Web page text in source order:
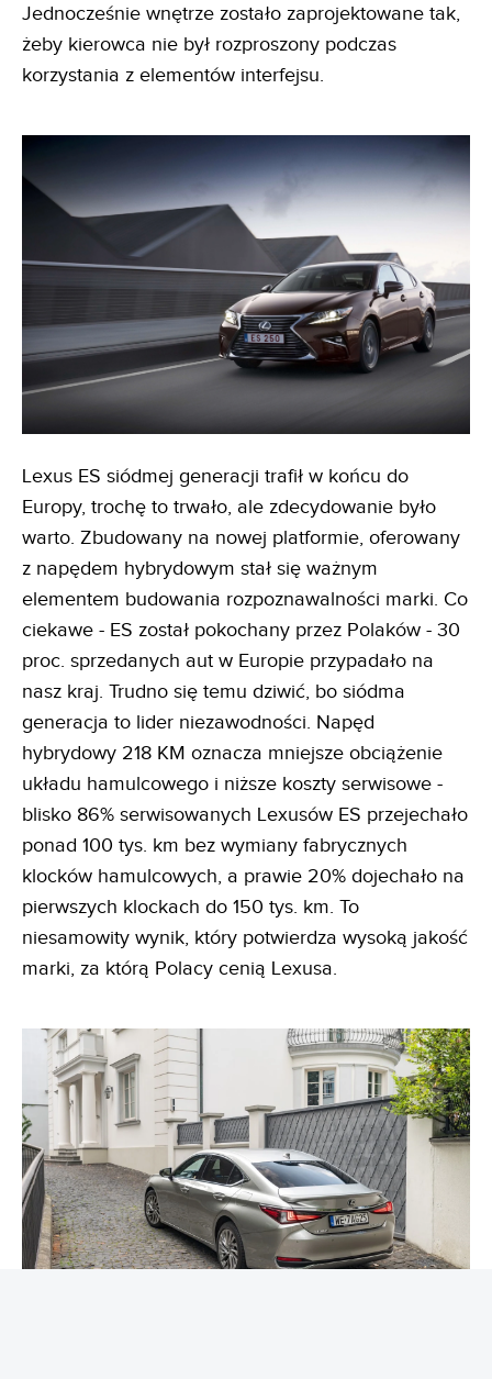
Jednocześnie wnętrze zostało zaprojektowane tak,
żeby kierowca nie był rozproszony podczas
korzystania z elementów interfejsu.
Lexus ES siódmej generacji trafił w końcu do
Europy, trochę to trwało, ale zdecydowanie było
warto. Zbudowany na nowej platformie, oferowany
z napędem hybrydowym stał się ważnym
elementem budowania rozpoznawalności marki. Co
ciekawe - ES został pokochany przez Polaków - 30
proc. sprzedanych aut w Europie przypadało na
nasz kraj. Trudno się temu dziwić, bo siódma
generacja to lider niezawodności. Napęd
hybrydowy 218 KM oznacza mniejsze obciążenie
układu hamulcowego i niższe koszty serwisowe -
blisko 86% serwisowanych Lexusów ES przejechało
ponad 100 tys. km bez wymiany fabrycznych
klocków hamulcowych, a prawie 20% dojechało na
pierwszych klockach do 150 tys. km. To
niesamowity wynik, który potwierdza wysoką jakość
marki, za którą Polacy cenią Lexusa.